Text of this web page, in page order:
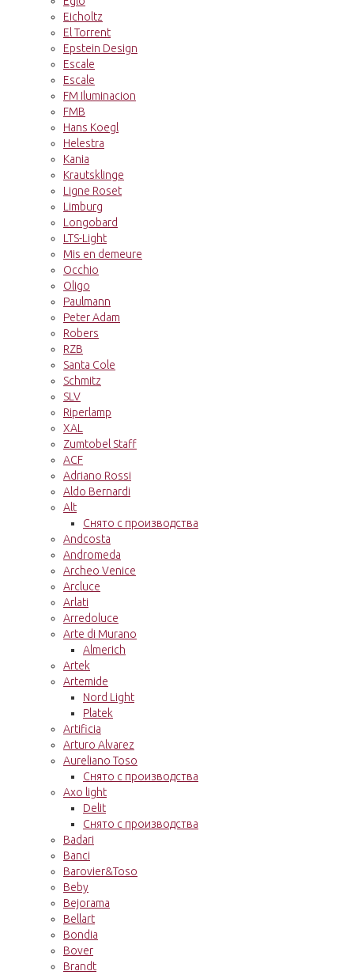
Eicholtz
El Torrent
Epstein Design
Escale
Escale
FM Iluminacion
FMB
Hans Koegl
Helestra
Kania
Krautsklinge
Ligne Roset
Limburg
Longobard
LTS-Light
Mis en demeure
Occhio
Oligo
Paulmann
Peter Adam
Robers
RZB
Santa Cole
Schmitz
SLV
Riperlamp
XAL
Zumtobel Staff
ACF
Adriano Rossi
Aldo Bernardi
Alt
Снято с производства
Andcosta
Andromeda
Archeo Venice
Arcluce
Arlati
Arredoluce
Arte di Murano
Almerich
Artek
Artemide
Nord Light
Platek
Artificia
Arturo Alvarez
Aureliano Toso
Снято с производства
Axo light
Delit
Снято с производства
Badari
Banci
Barovier&Toso
Beby
Bejorama
Bellart
Bondia
Bover
Brandt